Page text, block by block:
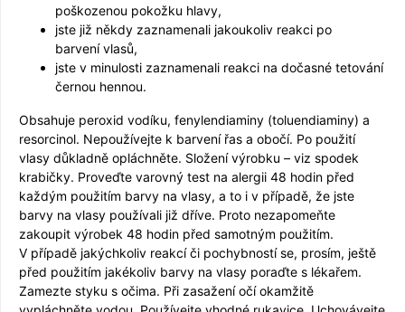
poškozenou pokožku hlavy,
jste již někdy zaznamenali jakoukoliv reakci po
barvení vlasů,
jste v minulosti zaznamenali reakci na dočasné tetování
černou hennou.
Obsahuje peroxid vodíku, fenylendiaminy (toluendiaminy) a
resorcinol. Nepoužívejte k barvení řas a obočí. Po použití
vlasy důkladně opláchněte. Složení výrobku – viz spodek
krabičky. Proveďte varovný test na alergii 48 hodin před
každým použitím barvy na vlasy, a to i v případě, že jste
barvy na vlasy používali již dříve. Proto nezapomeňte
zakoupit výrobek 48 hodin před samotným použitím.
V případě jakýchkoliv reakcí či pochybností se, prosím, ještě
před použitím jakékoliv barvy na vlasy poraďte s lékařem.
Zamezte styku s očima. Při zasažení očí okamžitě